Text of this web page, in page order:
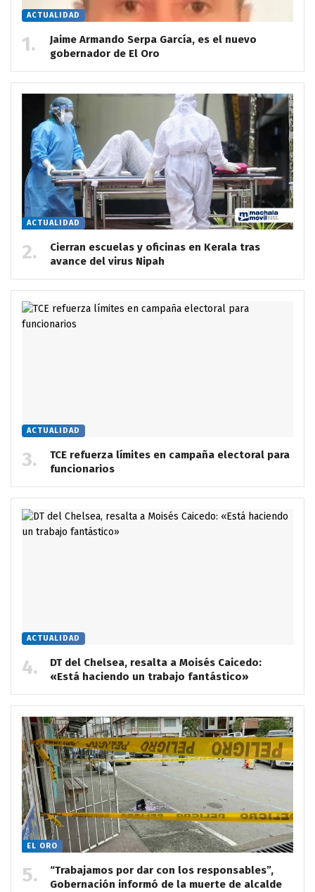
ACTUALIDAD
Jaime Armando Serpa García, es el nuevo
gobernador de El Oro
ACTUALIDAD
Cierran escuelas y oficinas en Kerala tras
avance del virus Nipah
ACTUALIDAD
TCE refuerza límites en campaña electoral para
funcionarios
ACTUALIDAD
DT del Chelsea, resalta a Moisés Caicedo:
«Está haciendo un trabajo fantástico»
EL ORO
“Trabajamos por dar con los responsables”,
Gobernación informó de la muerte de alcalde